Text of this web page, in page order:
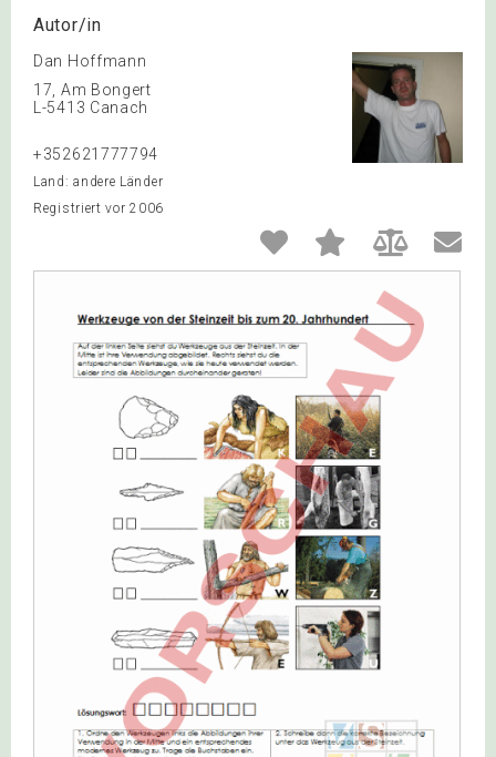
Autor/in
Dan Hoffmann
17, Am Bongert
L-5413 Canach
+352621777794
Land: andere Länder
Registriert vor 2006